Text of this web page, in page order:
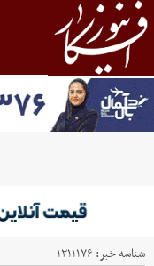
شناسه خبر: ۱۳۱۱۱۷۶